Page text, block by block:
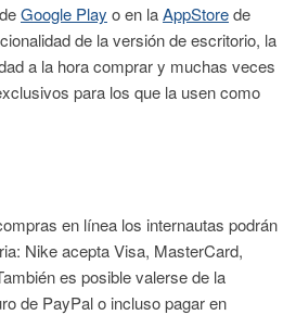
Google Play o en laAppStorede
de la versión de escritorio, la
a la hora comprar y muchas veces
para los que la usen como
en línea los internautas podrán
Nike acepta Visa, MasterCard,
es posible valerse de la
de PayPal o incluso pagar en